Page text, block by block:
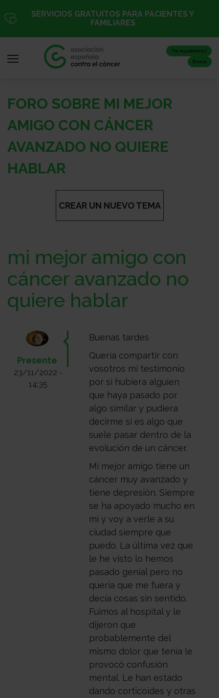
al
SERVICIOS GRATUITOS PARA PACIENTES Y
FAMILIARES
Te ayudamos
Dona
Iniciar
Registro
nosotros
Colabora
Todo
sobre
el
Investigación
Transparencia
Acompañamiento
FORO SOBRE MI MEJOR
AMIGO CON CÁNCER
AVANZADO NO QUIERE
HABLAR
CREAR UN NUEVO TEMA
mi mejor amigo con
cáncer avanzado no
quiere hablar
Presente
23/11/2022 -
14:35
Buenas tardes
Quería compartir con
vosotros mi testimonio
por si hubiera alguien
que haya pasado por
algo similar y pudiera
decirme sí es algo que
suele pasar dentro de la
evolución de un cáncer.
Mi mejor amigo tiene un
cáncer muy avanzado y
tiene depresión. Siempre
se ha apoyado mucho en
mí y voy a verle a su
ciudad siempre que
puedo. La última vez que
le he visto lo hemos
pasado genial pero no
quería que me fuera y
decía cosas sin sentido.
Fuimos al hospital y le
dijeron que
probablemente del
mismo dolor que tenía le
provocó confusión
mental. Le han estado
dando corticoides y otras